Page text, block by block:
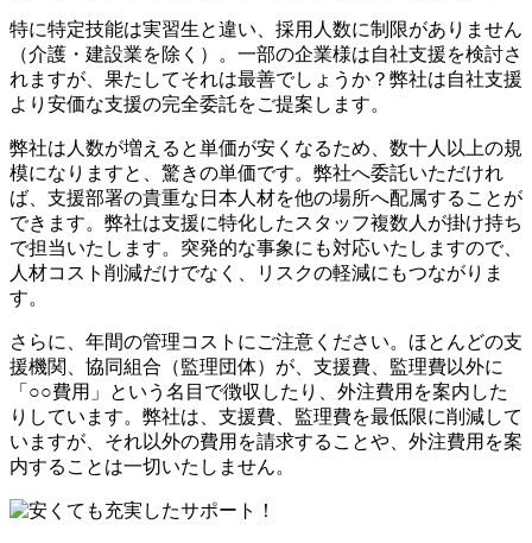
特に特定技能は実習生と違い、採用人数に制限がありません
（介護・建設業を除く）。一部の企業様は自社支援を検討さ
れますが、果たしてそれは最善でしょうか？弊社は自社支援
より安価な支援の完全委託をご提案します。
弊社は人数が増えると単価が安くなるため、数十人以上の規
模になりますと、驚きの単価です。弊社へ委託いただけれ
ば、支援部署の貴重な日本人材を他の場所へ配属することが
できます。弊社は支援に特化したスタッフ複数人が掛け持ち
で担当いたします。突発的な事象にも対応いたしますので、
人材コスト削減だけでなく、リスクの軽減にもつながりま
す。
さらに、年間の管理コストにご注意ください。ほとんどの支
援機関、協同組合（監理団体）が、支援費、監理費以外に
「○○費用」という名目で徴収したり、外注費用を案内した
りしています。弊社は、支援費、監理費を最低限に削減して
いますが、それ以外の費用を請求することや、外注費用を案
内することは一切いたしません。